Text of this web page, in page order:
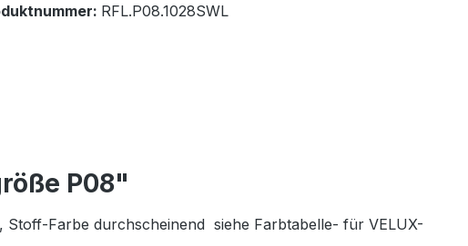
RFL.P08.1028SWL
P08"
, Stoff-Farbe durchscheinend siehe Farbtabelle- für VELUX-